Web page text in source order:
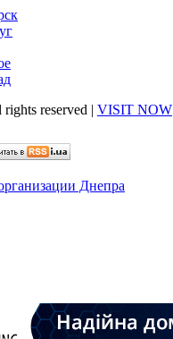
reserved | VISIT NOW
Днепра